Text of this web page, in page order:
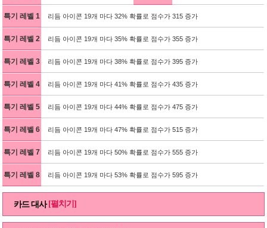
특기 레벨 1 리듬 아이콘 19개 마다 32% 확률로 점수가 315 증가
특기 레벨 2 리듬 아이콘 19개 마다 35% 확률로 점수가 355 증가
특기 레벨 3 리듬 아이콘 19개 마다 38% 확률로 점수가 395 증가
특기 레벨 4 리듬 아이콘 19개 마다 41% 확률로 점수가 435 증가
특기 레벨 5 리듬 아이콘 19개 마다 44% 확률로 점수가 475 증가
특기 레벨 6 리듬 아이콘 19개 마다 47% 확률로 점수가 515 증가
특기 레벨 7 리듬 아이콘 19개 마다 50% 확률로 점수가 555 증가
특기 레벨 8 리듬 아이콘 19개 마다 53% 확률로 점수가 595 증가
카드 대사 [펼치기]